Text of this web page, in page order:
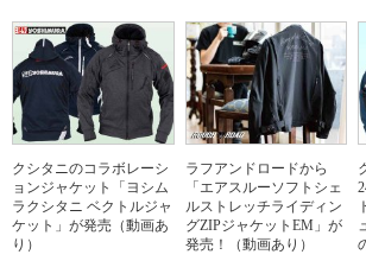
クシタニのコラボレーシ
ョンジャケット「ヨシム
ラクシタニ ベクトルジャ
ケット」が発売（動画あ
り）
ラフアンドロードから
「エアスルーソフトシェ
ルストレッチライディン
グZIPジャケットEM」が
発売！（動画あり）